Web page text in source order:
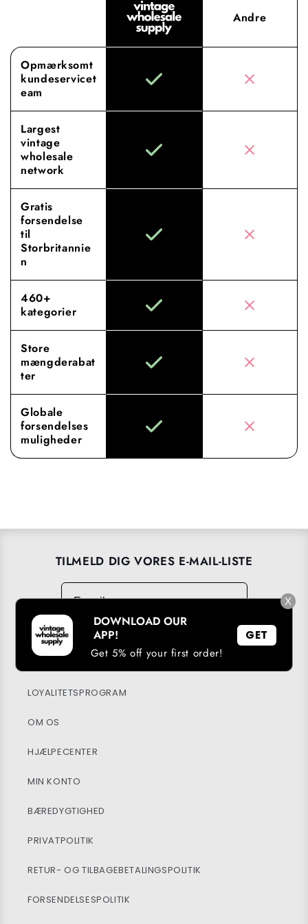
Andre
Opmærksomt
kundeservicet
eam
Largest
vintage
wholesale
network
Gratis
forsendelse
til
Storbritannie
n
460+
kategorier
Store
mængderabat
ter
Globale
forsendelses
muligheder
TILMELD DIG VORES E-MAIL-LISTE
E-mail
→
LOYALITETSPROGRAM
OM OS
HJÆLPECENTER
MIN KONTO
BÆREDYGTIGHED
PRIVATPOLITIK
RETUR- OG TILBAGEBETALINGSPOLITIK
FORSENDELSESPOLITIK
X
DOWNLOAD OUR
APP!
Get 5% off your first order!
GET